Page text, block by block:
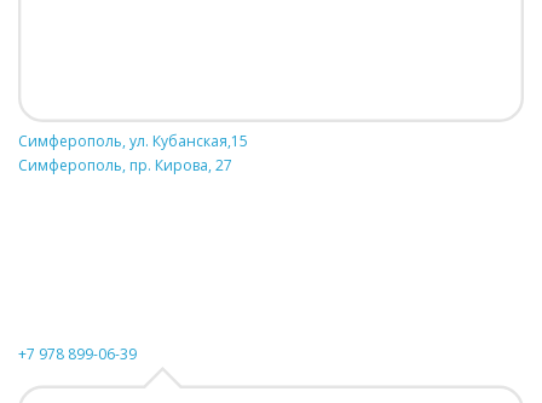
Симферополь, ул. Кубанская,15
Симферополь, пр. Кирова, 27
+7 978 899-06-39